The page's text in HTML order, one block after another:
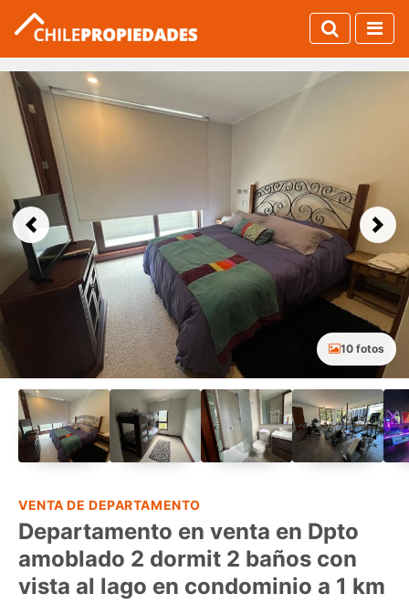
Previous Next
10 fotos
VENTA DE DEPARTAMENTO
Departamento en venta en Dpto
amoblado 2 dormit 2 baños con
vista al lago en condominio a 1 km